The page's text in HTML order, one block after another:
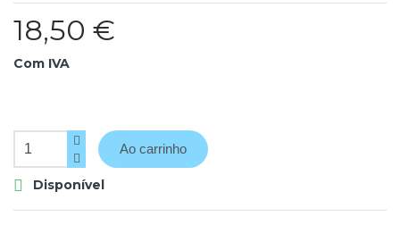
18,50 €
Com IVA
Ao carrinho
 Disponível